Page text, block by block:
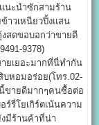
นะนำซักสามร้าน
าวเหนียวปิ้งแสน
สดขอบอกว่าขายดี
9378)
ยเยอะมากที่นี่ทำกัน
หอมอร่อย(โทร.02-
ขายดีมากๆคนซื้อต่อ
ร์รี่โยเกิร์ตเน้นความ
มีร้านค้าที่น่า